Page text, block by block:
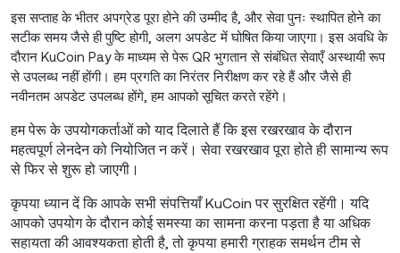
इस सप्ताह के भीतर अपग्रेड पूरा होने की उम्मीद है, और सेवा पुनः स्थापित होने का
सटीक समय जैसे ही पुष्टि होगी, अलग अपडेट में घोषित किया जाएगा। इस अवधि के
दौरान KuCoin Pay के माध्यम से पेरू QR भुगतान से संबंधित सेवाएँ अस्थायी रूप
से उपलब्ध नहीं होंगी। हम प्रगति का निरंतर निरीक्षण कर रहे हैं और जैसे ही
नवीनतम अपडेट उपलब्ध होंगे, हम आपको सूचित करते रहेंगे।
हम पेरू के उपयोगकर्ताओं को याद दिलाते हैं कि इस रखरखाव के दौरान
महत्वपूर्ण लेनदेन को नियोजित न करें। सेवा रखरखाव पूरा होते ही सामान्य रूप
से फिर से शुरू हो जाएगी।
कृपया ध्यान दें कि आपके सभी संपत्तियाँ KuCoin पर सुरक्षित रहेंगी। यदि
आपको उपयोग के दौरान कोई समस्या का सामना करना पड़ता है या अधिक
सहायता की आवश्यकता होती है, तो कृपया हमारी ग्राहक समर्थन टीम से